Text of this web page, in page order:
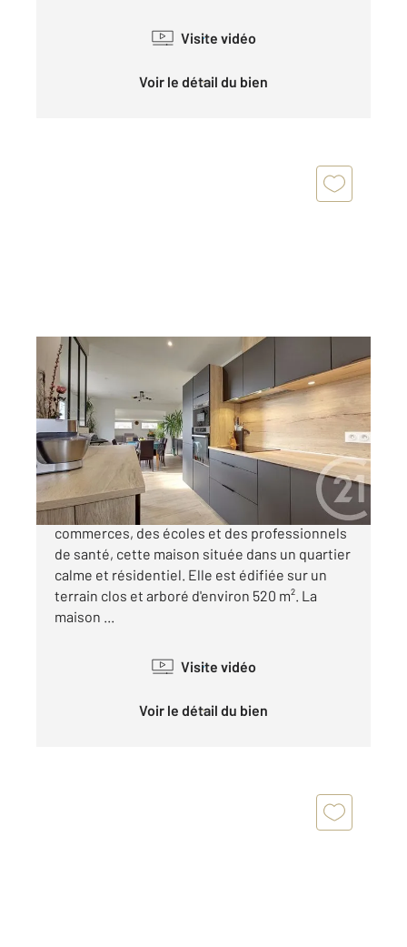
Visite vidéo
Voir le détail du bien
THEIX NOYALO 56
96 m
2
, 5 pièces
Ref : 1741
Maison à vendre
325 000 €
Century 21 vous propose, à deux pas des
commerces, des écoles et des professionnels
de santé, cette maison située dans un quartier
calme et résidentiel. Elle est édifiée sur un
terrain clos et arboré d'environ 520 m². La
maison ...
Visite vidéo
Voir le détail du bien